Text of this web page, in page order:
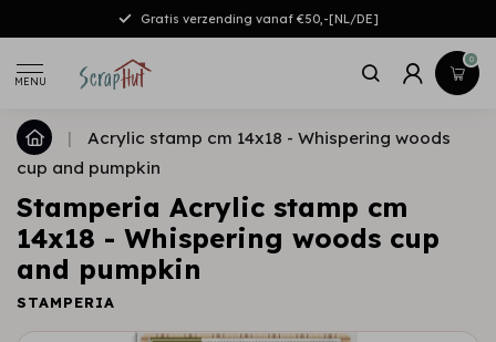
Gratis verzending vanaf €50,-[NL/DE]
MENU
0
|
Acrylic stamp cm 14x18 - Whispering woods
cup and pumpkin
Stamperia Acrylic stamp cm
14x18 - Whispering woods cup
and pumpkin
STAMPERIA